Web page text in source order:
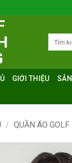
GIỚI THIỆU
/ QUẦN ÁO GOLF